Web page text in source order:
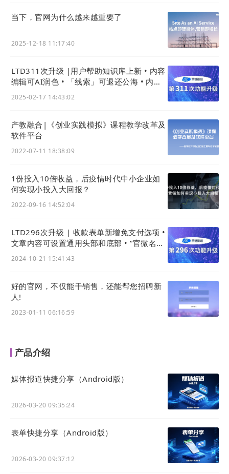
这只是一个起点
,从技术团队的“业务导向”设
企业数字化无需“大而全”的投入，抓住“先立阵
地、再练能力”的节奏，就能在数字经济中找到
自己的生存空间。正如尝鲜企业的共同感受：
“用AI搭建的智能站点
，不是‘跟风工具’，是把业务
做得更扎实的‘破局钥匙’。”
当下，官网为什么越来越重要了
2025-12-18 11:17:40
LTD311次升级 |用户帮助知识库上新 • 内容
编辑可AI润色 • 「线索」可退还公海 • 内容
2025-02-17 14:43:02
产教融合|《创业实践模拟》课程教学改革及
软件平台
2022-07-11 18:38:09
1份投入10倍收益，后疫情时代中小企业如
何实现小投入大回报？
2022-09-16 14:52:04
LTD296次升级 | 收款表单新增免支付选项 •
文章内容可设置通用头部和底部 • “官微名片
2024-10-21 15:41:43
好的官网，不仅能干销售，还能帮您招聘新
人!
2023-01-11 06:16:59
产品介绍
媒体报道快捷分享（Android版）
2026-03-20 09:35:24
表单快捷分享（Android版）
2026-03-20 09:37:12